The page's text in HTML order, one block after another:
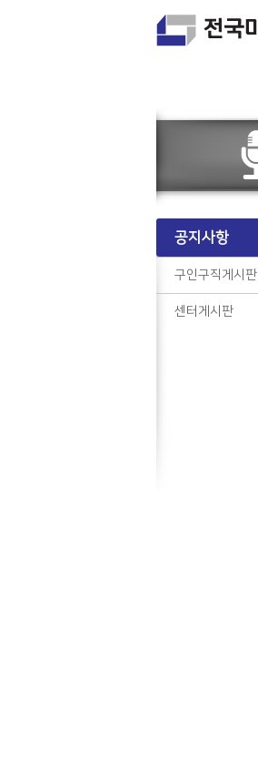
공지사항
구인구직게시판
센터게시판